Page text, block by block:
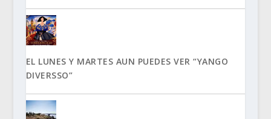
EL LUNES Y MARTES AUN PUEDES VER “YANGO
DIVERSSO”